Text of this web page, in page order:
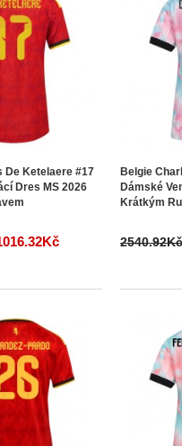
De Ketelaere #17
Dres MS 2026
Belgie
Dámské
Krátkým
2540.92Kč